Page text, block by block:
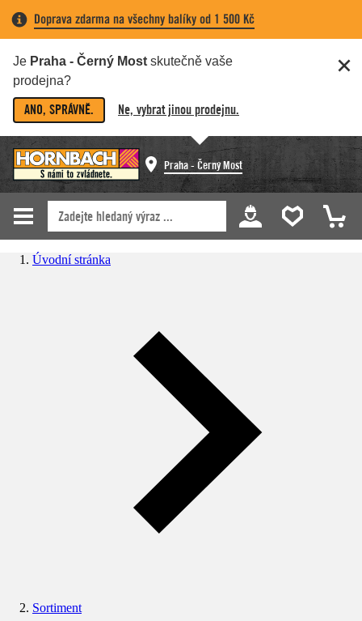
Doprava zdarma na všechny balíky od 1 500 Kč
Je Praha - Černý Most skutečně vaše
prodejna?
ANO, SPRÁVNĚ. Ne, vybrat jinou prodejnu.
Praha - Černý Most
Úvodní stránka
Sortiment